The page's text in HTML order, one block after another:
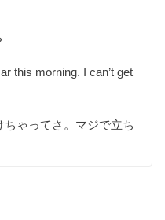
this morning. I can’t get
ゃってさ。マジで立ち